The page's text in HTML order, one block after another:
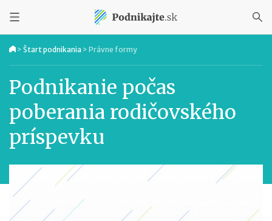
> Štart podnikania > Právne formy
Podnikanie počas
poberania rodičovského
príspevku